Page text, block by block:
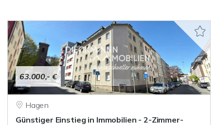
63.000,- €
Hagen
Günstiger Einstieg in Immobilien - 2-Zimmer-